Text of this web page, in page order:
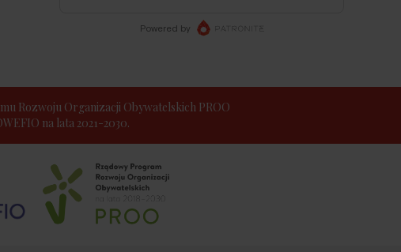
Rozwoju Organizacji Obywatelskich PROO
na lata 2021-2030.